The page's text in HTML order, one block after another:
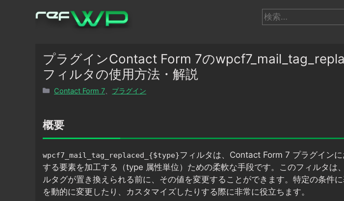
検
索:
プラグインContact Form 7の
フィルタの使用方法・解説
カ
リ
ー
Contact Form 7 プラグイン
概要
wpcf7_mail_tag_replaced_{$type}フィルタは、Contact Form 7 プラグイン
する要素を加工する（type 属性単位）ための柔軟な手段です。このフィルタは
ルタグが置き換えられる前に、その値を変更することができます。特定の条件
を動的に変更したり、カスタマイズしたりする際に非常に役立ちます。